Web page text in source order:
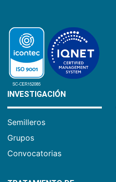
INVESTIGACIÓN
Semilleros
Grupos
Convocatorias